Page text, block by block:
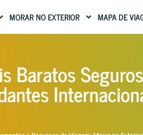
MORAR NO EXTERIOR MAPA DE
Baratos